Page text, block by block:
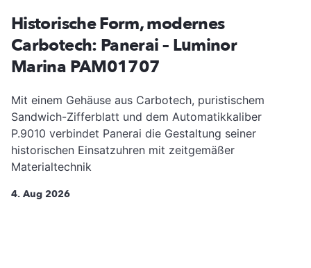
Historische Form, modernes
Carbotech: Panerai – Luminor
Marina PAM01707
Mit einem Gehäuse aus Carbotech, puristischem
Sandwich-Zifferblatt und dem Automatikkaliber
P.9010 verbindet Panerai die Gestaltung seiner
historischen Einsatzuhren mit zeitgemäßer
Materialtechnik
4. Aug 2026